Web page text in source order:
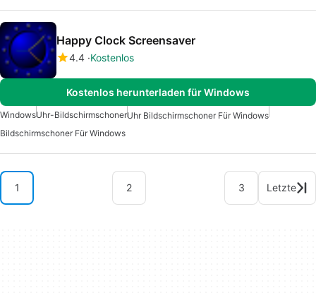
Happy Clock Screensaver
4.4 Kostenlos
Kostenlos herunterladen für Windows
WindowsUhr-BildschirmschonerUhr Bildschirmschoner Für Windows
Bildschirmschoner Für Windows
1 2 3 Letzte